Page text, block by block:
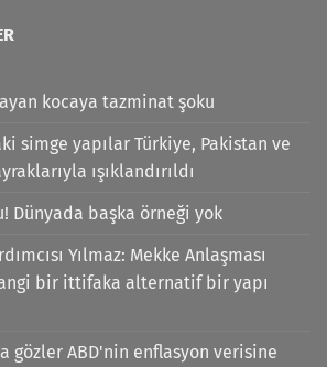
kocaya tazminat şoku
simge yapılar Türkiye, Pakistan ve
ışıklandırıldı
Dünyada başka örneği yok
Yılmaz: Mekke Anlaşması
bir ittifaka alternatif bir yapı
gözler ABD'nin enflasyon verisine